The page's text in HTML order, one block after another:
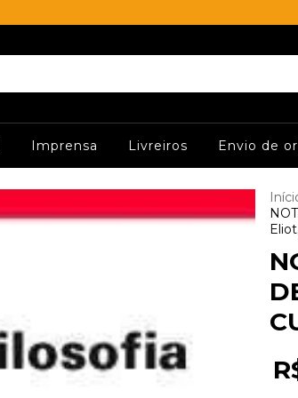
Imprensa Livreiros Envio de